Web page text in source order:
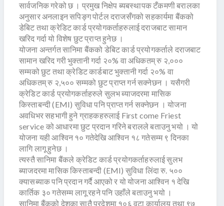
सार्वजनिक गरेको छ । प्रमुख निक्षेप ब्यबस्थापक टँकमणी बरालका
अनुसार अनलाइन सपिङ्ग पोर्टल दराजसँगको सहकार्यमा बैंकको
डेबिट तथा क्रेडिट कार्ड प्रयोगकर्ताहरुलाई दराजबाट सामान
खरिद गर्दा यो विशेष छुट प्राप्त हुनेछ ।
योजना अन्तर्गत सानिमा बैंकको डेबिट कार्ड प्रयोगकर्ताले दराजबाट
सामान खरिद गरी भुक्तानी गर्दा २०% वा अधिकतम् रु २,०००
सम्मको छुट तथा क्रेडिट कार्डबाट भुक्तानी गर्दा २०% वा
अधिकतम् रु २,५०० सम्मको छुट प्राप्त गर्न सक्नेछन । यसैगरी
क्रेडिट कार्ड प्रयोगकर्ताहरुले सुलभ ब्याजदरमा मासिक
किस्ताबन्दी (EMI) सुविधा पनि प्राप्त गर्न सक्नेछन । योजना
अवधिभर सहभागी हुने ग्राहकहरुलाई First come Friest
service को आधारमा छुट प्रदान गरिने बरालले बताउनु भयो । यो
योजना यही आश्विन १० गतेदेखि आश्विन १८ गतेसम्म ९ दिनका
लागि लागू हुनेछ ।
त्यस्तै सानिमा बैंकले क्रेडिट कार्ड प्रयोगकर्ताहरुलाई सुलभ
ब्याजदरमा मासिक किस्ताबन्दी (EMI) सुविधा लिंदा रु. ५००
क्यासब्याक पनि प्रदान गर्दै आएको र यो योजना आश्विन १ देखि
कार्तिक ३० गतेसम्म लागू रहने पनि उहाँले बताउनु भयो ।
सानिमा बैंकको देशका सातै प्रदेशमा १०६ वटा कार्यालय तथा ९७